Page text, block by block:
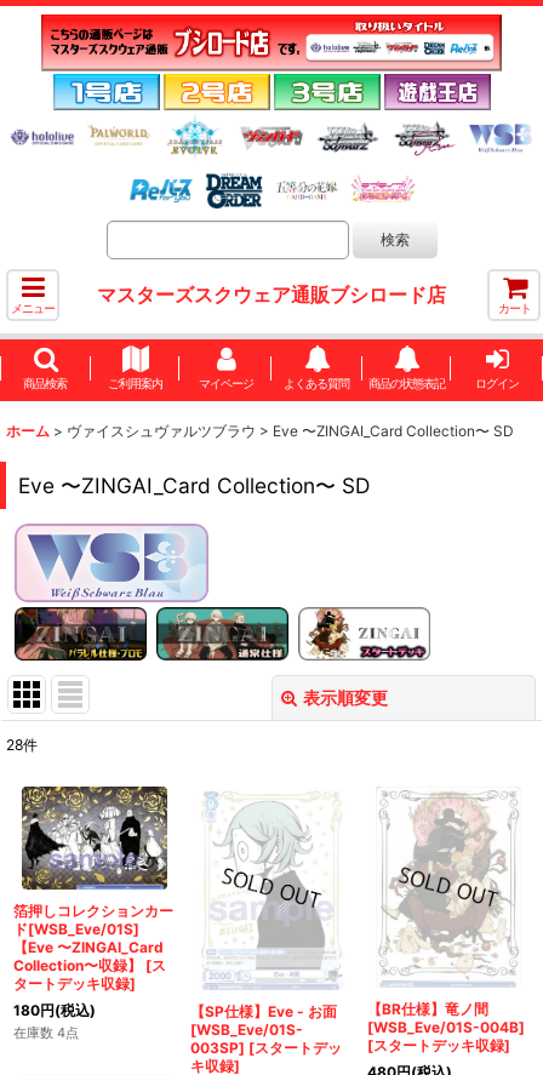
メニュー
マスターズスクウェア通販ブシロード店
カート
商品検索 ご利用案内 マイページ よくある質問 商品の状態表記 ログイン
ホーム > ヴァイスシュヴァルツブラウ > Eve 〜ZINGAI_Card Collection〜 SD
Eve 〜ZINGAI_Card Collection〜 SD
表示順変更
在庫あり
並び順:
絞り込む
28件
箔押しコレクションカー
ド[WSB_Eve/01S]
【Eve 〜ZINGAI_Card
Collection〜収録】
[ス
タートデッキ収録]
180円(税込)
在庫数 4点
【SP仕様】Eve - お面
[WSB_Eve/01S-
003SP] [スタートデッ
キ収録]
【BR仕様】竜ノ間
[WSB_Eve/01S-004B]
[スタートデッキ収録]